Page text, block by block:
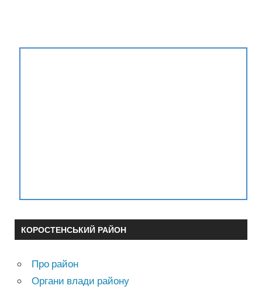
КОРОСТЕНСЬКИЙ РАЙОН
Про район
Органи влади району